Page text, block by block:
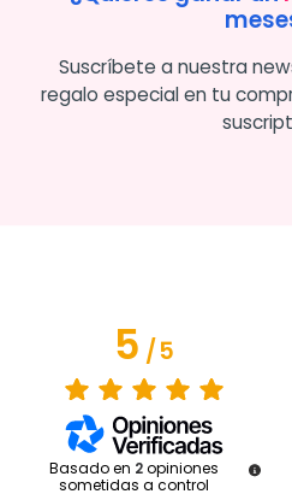
Suscríbete a nuestra
regalo especial en tu
5/5
Basado en 2 opiniones
sometidas a control